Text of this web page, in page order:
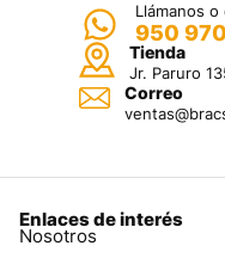
Llámanos
950
Tienda
Jr. Paruro
Correo
Enlaces de interés
Nosotros